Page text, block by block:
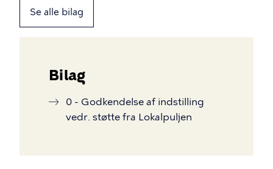
Se alle bilag
Bilag
0 - Godkendelse af indstilling
vedr. støtte fra Lokalpuljen